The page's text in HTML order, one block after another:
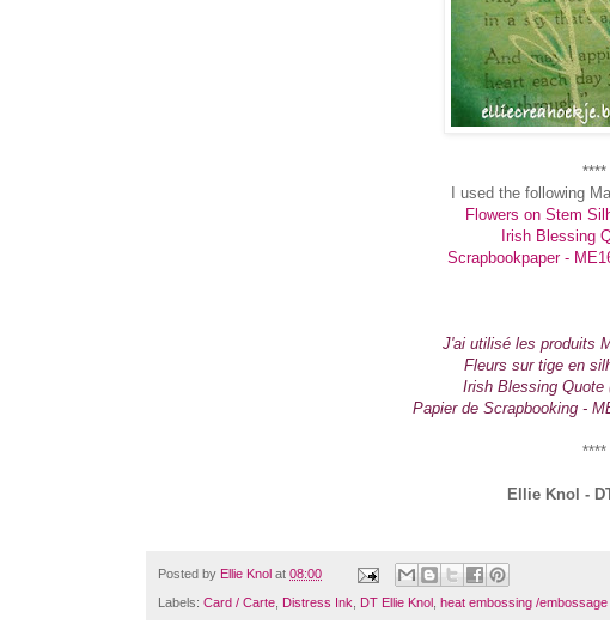
****
I used the following
Flowers on Stem
Irish Blessing
Scrapbookpaper -
J'ai utilisé les produits
Fleurs sur tige en
Irish Blessing Quote
Papier de Scrapbooking -
****
Ellie Knol -
Posted by Ellie Knol at 08:00
Labels: Card / Carte, Distress Ink, DT Ellie Knol , heat embossing /embossage